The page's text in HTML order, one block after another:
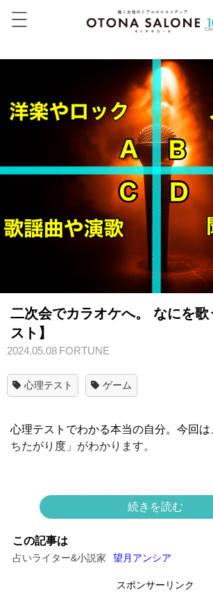
二次会でカラオケへ。 なにを
スト】
2024.05.08 FORTUNE
心理テスト ゲーム
心理テストでわかる本当の自分。今回は
ちたがり度」がわかります。
▶▶▶next：「あなたの理想の家庭像」
続きを読む
この記事は
占いライター&小説家 望月アンシア
スポンサーリンク